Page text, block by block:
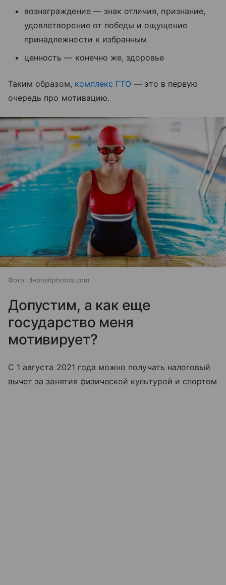
вознаграждение — знак отличия, признание,
удовлетворение от победы и ощущение
принадлежности к избранным
ценность — конечно же, здоровье
Таким образом, комплекс ГТО— это в первую
очередь про мотивацию.
Фото: depositphotos.com
Допустим, а как еще
государство меня
мотивирует?
С 1 августа 2021 года можно получать налоговый
вычет за занятия физической культурой и спортом